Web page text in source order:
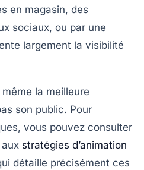
en magasin, des
sociaux, ou par une
largement la visibilité
la meilleure
son public. Pour
vous pouvez consulter
stratégies d’animation
détaille précisément ces